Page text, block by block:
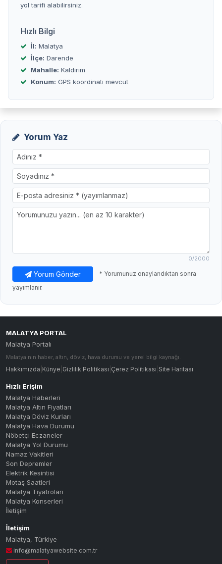
yol tarifi alabilirsiniz.
Hızlı Bilgi
İl: Malatya
İlçe: Darende
Mahalle: Kaldırım
Konum: GPS koordinatı mevcut
Yorum Yaz
0/2000
Yorum Gönder
* Yorumunuz onaylandıktan sonra
yayımlanır.
MALATYA PORTAL
Malatya Portalı
Malatya'nın haber, altın, döviz, hava durumu ve yerel bilgi kaynağı.
Hakkımızda Künye Gizlilik Politikası Çerez Politikası Site Haritası
Hızlı Erişim
Malatya Haberleri
Malatya Altın Fiyatları
Malatya Döviz Kurları
Malatya Hava Durumu
Nöbetçi Eczaneler
Malatya Yol Durumu
Namaz Vakitleri
Son Depremler
Elektrik Kesintisi
Motaş Saatleri
Malatya Tiyatroları
Malatya Konserleri
İletişim
İletişim
Malatya, Türkiye
info@malatyawebsite.com.tr